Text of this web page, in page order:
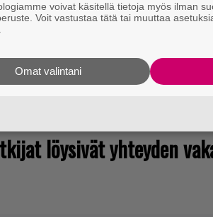
löysivät yhteyden
voivat käsitellä tietoja myös ilman
Voit vastustaa tätä tai muuttaa
Omat valintani